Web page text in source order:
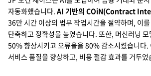
자동화했습니다. AI 기반의 COiN(Contract
36만 시간 이상의 법무 작업시간을 절약하며, 이
단축하고 정확성을 높였습니다. 또한, 머신러닝
50% 향상시키고 오류율을 80% 감소시켰습니다.
서비스 품질을 향상하고, 비용 절감 효과를 거두었